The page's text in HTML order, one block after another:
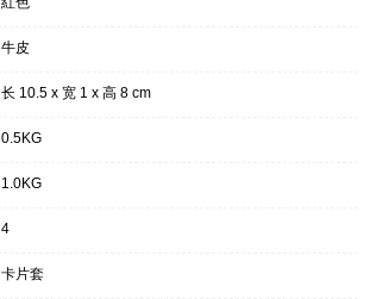
牛皮
长 10.5 x 宽 1 x 高 8 cm
0.5KG
1.0KG
4
卡片套